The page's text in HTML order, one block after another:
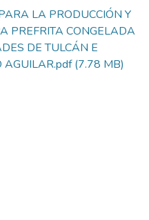
LA PRODUCCIÓN Y
PREFRITA CONGELADA
DE TULCÁN E
AGUILAR.pdf(7.78 MB)